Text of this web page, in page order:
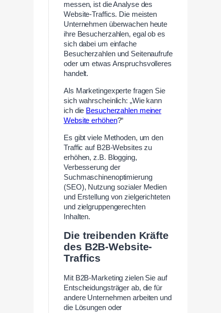
messen, ist die Analyse des
Website-Traffics. Die meisten
Unternehmen überwachen heute
ihre Besucherzahlen, egal ob es
sich dabei um einfache
Besucherzahlen und Seitenaufrufe
oder um etwas Anspruchsvolleres
handelt.
Als Marketingexperte fragen Sie
sich wahrscheinlich: „Wie kann
ich die Besucherzahlen meiner
Website erhöhen?“
Es gibt viele Methoden, um den
Traffic auf B2B-Websites zu
erhöhen, z.B. Blogging,
Verbesserung der
Suchmaschinenoptimierung
(SEO), Nutzung sozialer Medien
und Erstellung von zielgerichteten
und zielgruppengerechten
Inhalten.
Die treibenden Kräfte
des B2B-Website-
Traffics
Mit B2B-Marketing zielen Sie auf
Entscheidungsträger ab, die für
andere Unternehmen arbeiten und
die Lösungen oder